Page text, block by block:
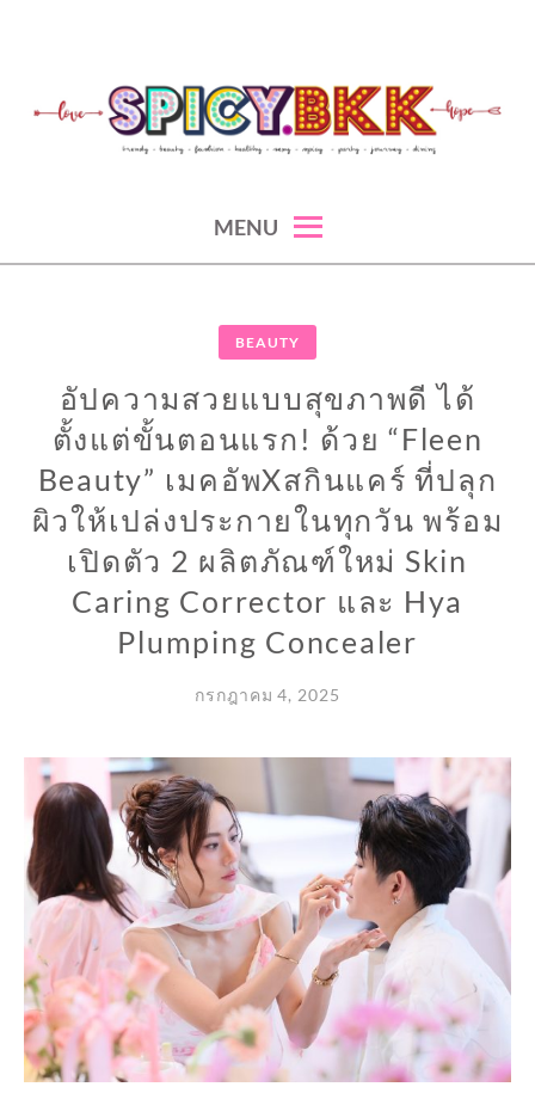
content
MENU
BEAUTY
อัปความสวยแบบสุขภาพดี ได้
ตั้งแต่ขั้นตอนแรก! ด้วย “Fleen
Beauty” เมคอัพXสกินแคร์ ที่ปลุก
ผิวให้เปล่งประกายในทุกวัน พร้อม
เปิดตัว 2 ผลิตภัณฑ์ใหม่ Skin
Caring Corrector และ Hya
Plumping Concealer
กรกฎาคม 4, 2025